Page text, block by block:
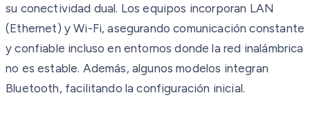
su conectividad dual. Los equipos incorporan LAN
(Ethernet) y Wi-Fi, asegurando comunicación constante
y confiable incluso en entornos donde la red inalámbrica
no es estable. Además, algunos modelos integran
Bluetooth, facilitando la configuración inicial.